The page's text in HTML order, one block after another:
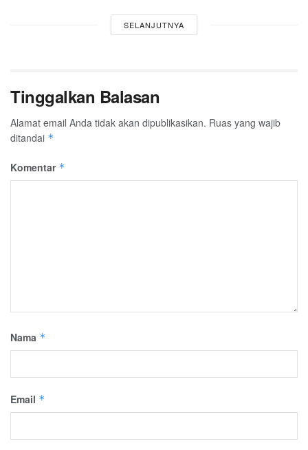
SELANJUTNYA
Tinggalkan Balasan
Alamat email Anda tidak akan dipublikasikan. Ruas yang wajib
ditandai *
Komentar *
Nama *
Email *